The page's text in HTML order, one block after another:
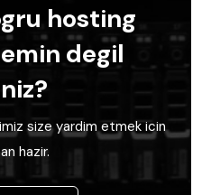
hosting
degil
size yardim etmek icin
hazir.